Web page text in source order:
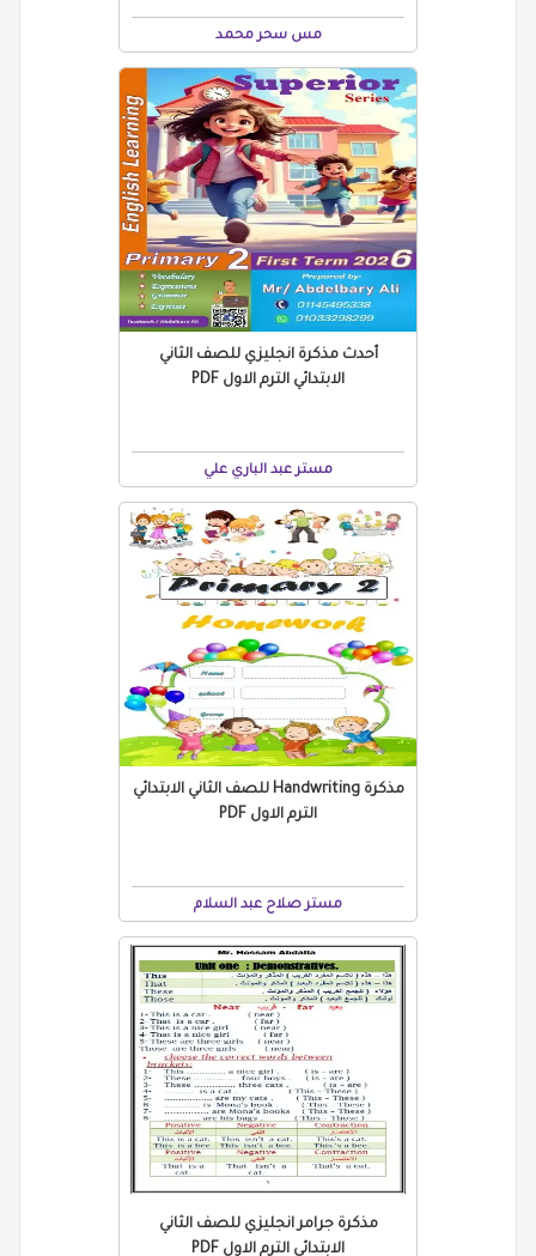
مس سحر محمد
أحدث مذكرة انجليزي للصف الثاني
الابتدائي الترم الاول PDF
مستر عبد الباري علي
مذكرة Handwriting للصف الثاني الابتدائي
الترم الاول PDF
مستر صلاح عبد السلام
مذكرة جرامر انجليزي للصف الثاني
الابتدائي الترم الاول PDF